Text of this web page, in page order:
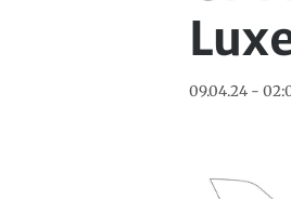
09.04.24 -